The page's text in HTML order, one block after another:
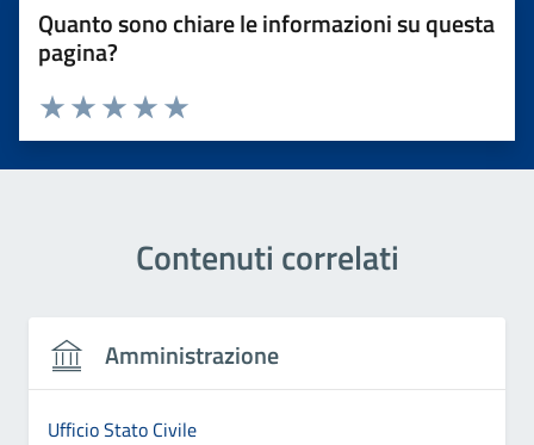
Quanto sono chiare le informazioni su questa
pagina?
Valuta 5 stelle su 5
Valuta 4 stelle su 5
Valuta 3 stelle su 5
Valuta 2 stelle su 5
Valuta 1 stelle su 5
Contenuti correlati
Amministrazione
Ufficio Stato Civile